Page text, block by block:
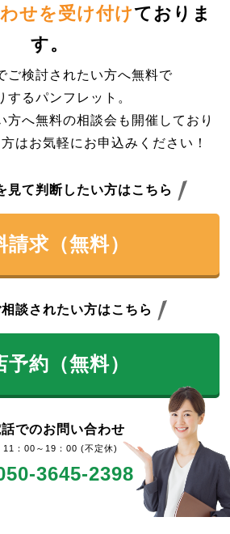
せを受け付けておりま
す。
ご検討されたい方へ無料で
するパンフレット。
方へ無料の相談会も開催しており
はお気軽にお申込みください！
見て判断したい方はこちら
請求（無料）
談されたい方はこちら
予約（無料）
でのお問い合わせ
11：00～19：00 (不定休)
3645-2398